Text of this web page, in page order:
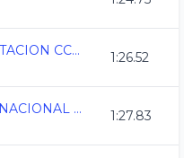
ESTATAL NATACION CC YUCATAN 2025 1:26.52
3ERA COPA NACIONAL VALVIDUB CDMX 2025 1:27.83